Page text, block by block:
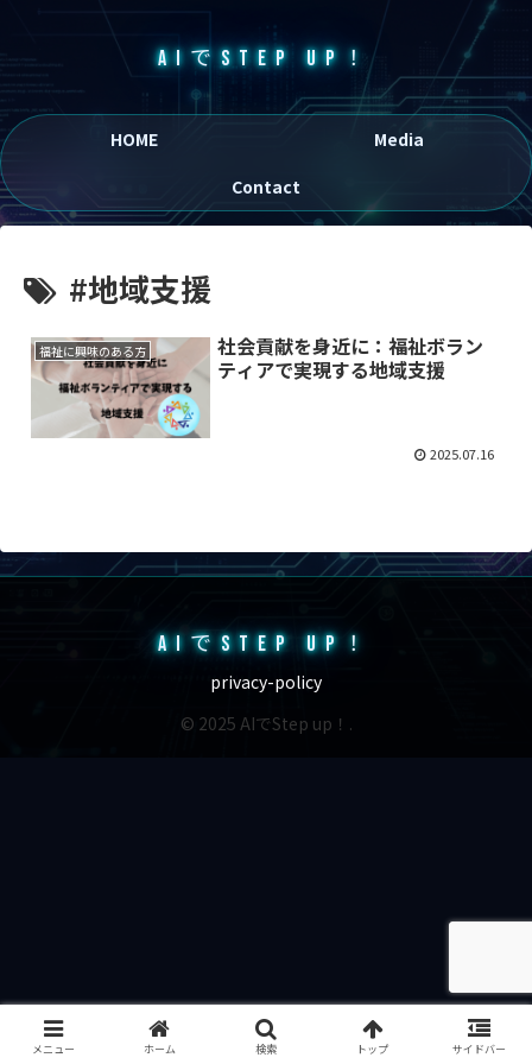
AIでSTEP UP！
HOME
Media
Contact
#地域支援
福祉に興味のある方
社会貢献を身近に：福祉ボラン
ティアで実現する地域支援
2025.07.16
AIでSTEP UP！
privacy-policy
© 2025 AIでStep up！.
メニュー ホーム 検索 トップ サイドバー